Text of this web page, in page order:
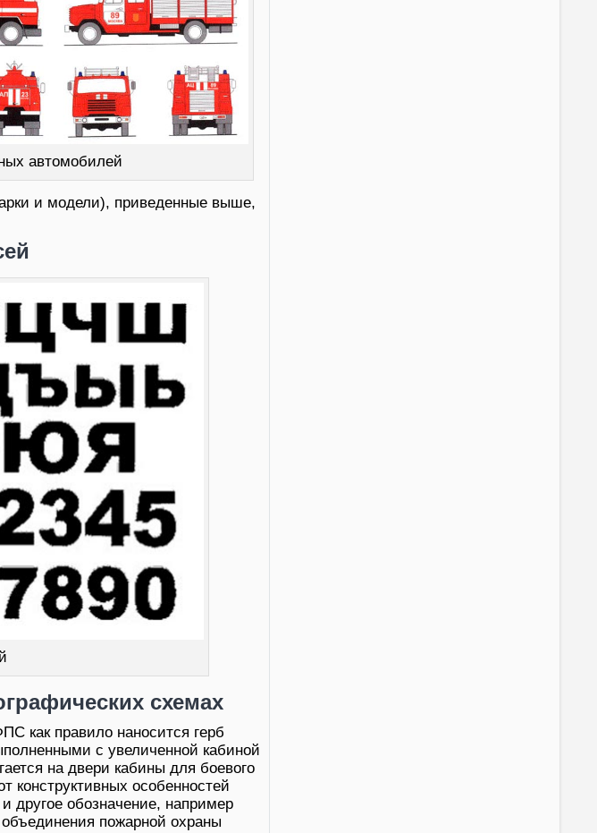
автомобилей
и модели), приведенные выше,
схемах
как правило наносится герб
с увеличенной кабиной
на двери кабины для боевого
конструктивных особенностей
другое обозначение, например
пожарной охраны